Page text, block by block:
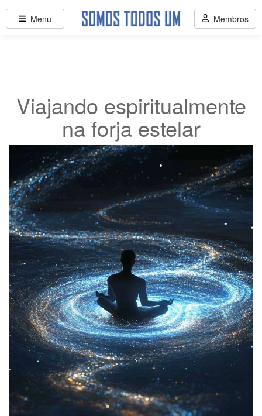
Viajando espiritualmente
na forja estelar
Menu Membros